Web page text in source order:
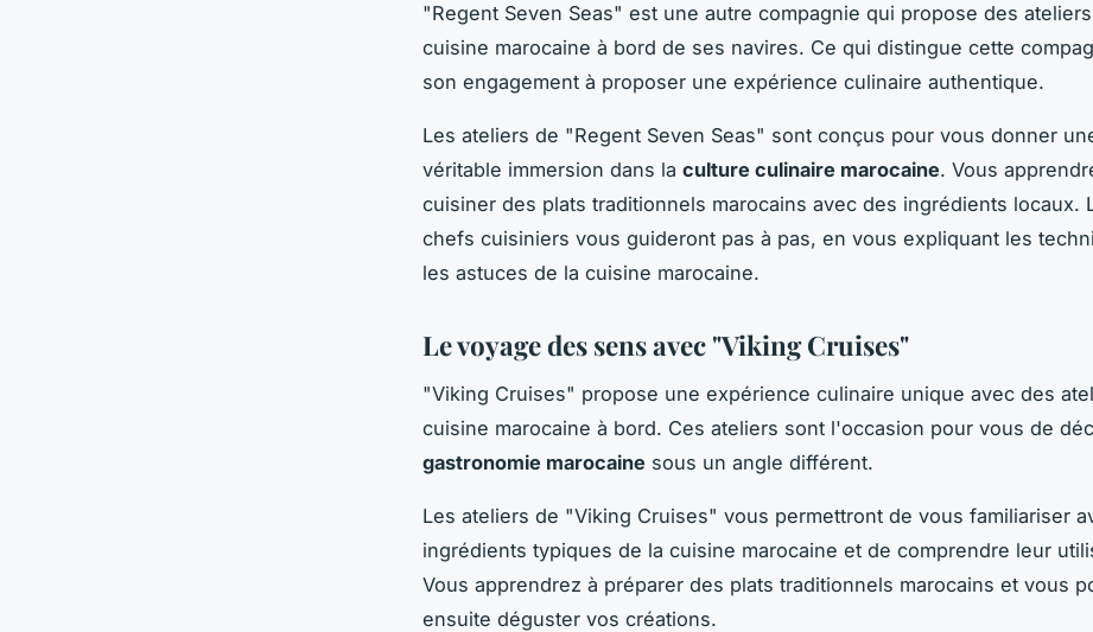
"Regent Seven Seas" est une autre compagnie qui propose des
cuisine marocaine à bord de ses navires. Ce qui distingue cette
son engagement à proposer une expérience culinaire authentique.
Les ateliers de "Regent Seven Seas" sont conçus pour vous donner
véritable immersion dans la culture culinaire marocaine. Vous
cuisiner des plats traditionnels marocains avec des ingrédients locaux.
chefs cuisiniers vous guideront pas à pas, en vous expliquant les
les astuces de la cuisine marocaine.
Le voyage des sens avec "Viking Cruises"
"Viking Cruises" propose une expérience culinaire unique avec des
cuisine marocaine à bord. Ces ateliers sont l'occasion pour vous de
gastronomie marocaine sous un angle différent.
Les ateliers de "Viking Cruises" vous permettront de vous familiariser
ingrédients typiques de la cuisine marocaine et de comprendre leur
Vous apprendrez à préparer des plats traditionnels marocains et vous
ensuite déguster vos créations.